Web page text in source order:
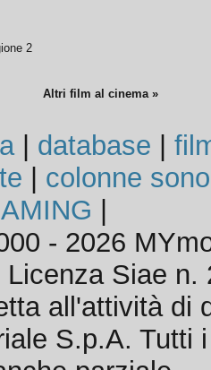
2
Altri film al cinema »
| database
colonne
- 2026
Licenza Siae n.
all'attività di
S.p.A. Tutti